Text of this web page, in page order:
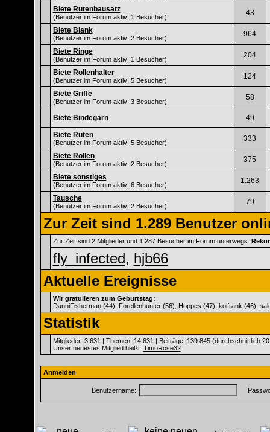
Biete Rutenbausatz
(Benutzer im Forum aktiv: 1 Besucher) 43
Biete Blank
(Benutzer im Forum aktiv: 2 Besucher) 964
Biete Ringe
(Benutzer im Forum aktiv: 1 Besucher) 204
Biete Rollenhalter
(Benutzer im Forum aktiv: 5 Besucher) 124
Biete Griffe
(Benutzer im Forum aktiv: 3 Besucher) 58
Biete Bindegarn
49
Biete Ruten
(Benutzer im Forum aktiv: 5 Besucher) 333
Biete Rollen
(Benutzer im Forum aktiv: 2 Besucher) 375
Biete sonstiges
(Benutzer im Forum aktiv: 6 Besucher) 1.263
Tausche
(Benutzer im Forum aktiv: 2 Besucher) 79
Zur Zeit sind 1.289 Benutzer
Zur Zeit sind 2 Mitglieder und 1.287 Besucher im Forum unterwegs.
fly_infected, hjb66
Aktuelle Ereignisse
Wir gratulieren zum Geburtstag:
DanniFisherman(44), Forellenhunter(56), Hoppes (47), koifrank (46),
Statistik
Mitglieder: 3.631 | Themen: 14.631 | Beiträge: 139.845 (durchschnittlich
Unser neuestes Mitglied heißt: TimoRose32.
Anmelden
Benutzername: